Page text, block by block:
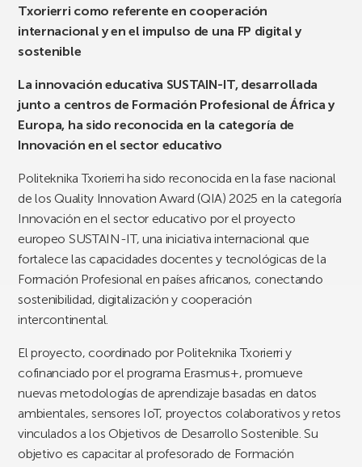
Txorierri como referente en cooperación
internacional y en el impulso de una FP digital y
sostenible
La innovación educativa SUSTAIN-IT, desarrollada
junto a centros de Formación Profesional de África y
Europa, ha sido reconocida en la categoría de
Innovación en el sector educativo
Politeknika Txorierri ha sido reconocida en la fase nacional
de los Quality Innovation Award (QIA) 2025 en la categoría
Innovación en el sector educativo por el proyecto
europeo SUSTAIN-IT, una iniciativa internacional que
fortalece las capacidades docentes y tecnológicas de la
Formación Profesional en países africanos, conectando
sostenibilidad, digitalización y cooperación
intercontinental.
El proyecto, coordinado por Politeknika Txorierri y
cofinanciado por el programa Erasmus+, promueve
nuevas metodologías de aprendizaje basadas en datos
ambientales, sensores IoT, proyectos colaborativos y retos
vinculados a los Objetivos de Desarrollo Sostenible. Su
objetivo es capacitar al profesorado de Formación